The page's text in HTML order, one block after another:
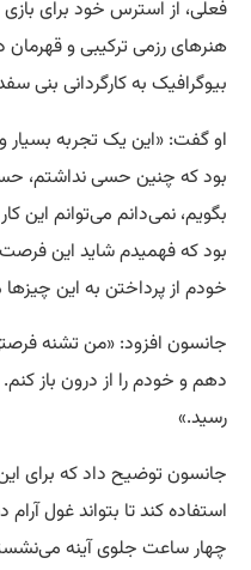
فعلی، از استرس خود برای
بیوگرافیک به کارگردانی بنی
او گفت: «این یک تجربه بسیار
بود که چنین حسی نداشتم،
بگویم، نمی‌دانم می‌توانم این
بود که فهمیدم شاید این
خودم از پرداختن به این
جانسون افزود: «من تشنه
دهم و خودم را از درون باز کنم.
رسید.»
جانسون توضیح داد که برای
استفاده کند تا بتواند غول
چهار ساعت جلوی آینه